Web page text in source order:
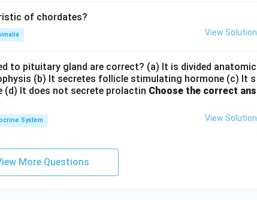
of chordates?
View Solution
to pituitary gland are correct? (a) It is divided anatomic
(b) It secretes follicle stimulating hormone (c) It s
(d) It does not secrete prolactin Choose the correct ans
System View Solution
More Questions